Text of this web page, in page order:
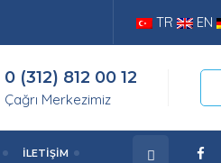
TR EN
0 (312) 812 00 12
Çağrı Merkezimiz
İLETIŞIM